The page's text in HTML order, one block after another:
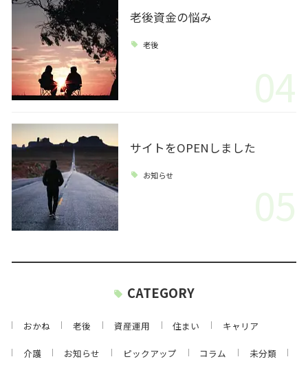
老後資金の悩み
老後
04
サイトをOPENしました
お知らせ
05
CATEGORY
おかね 老後 資産運用 住まい キャリア
介護 お知らせ ピックアップ コラム 未分類